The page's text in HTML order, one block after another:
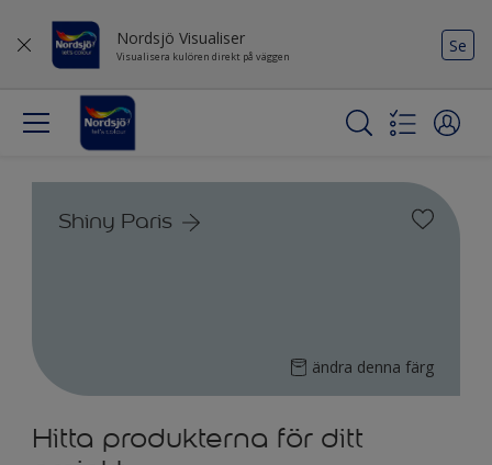
Nordsjö Visualiser
Visualisera kulören direkt på väggen
Se
Shiny Paris
ändra denna färg
Hitta produkterna för ditt